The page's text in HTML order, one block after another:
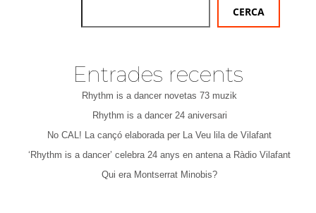
CERCA
Entrades recents
Rhythm is a dancer novetas 73 muzik
Rhythm is a dancer 24 aniversari
No CAL! La cançó elaborada per La Veu lila de Vilafant
‘Rhythm is a dancer’ celebra 24 anys en antena a Ràdio Vilafant
Qui era Montserrat Minobis?